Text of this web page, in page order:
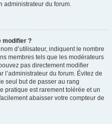
administrateur du forum.
modifier ?
d’utilisateur, indiquent le nombre
membres tels que les modérateurs
pas directement modifier
l’administrateur du forum. Évitez de
seul but de passer au rang
pratique est rarement tolérée et un
abaisser votre compteur de